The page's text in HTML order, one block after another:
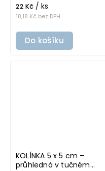
18,18 Kč bez DPH
22 Kč / ks
Do košíku
KOLÍNKA 5 x 5 cm –
průhledná v tučném